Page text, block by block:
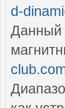
d-
Данный